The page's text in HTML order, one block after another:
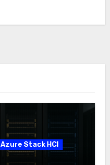
Azure Stack HCI